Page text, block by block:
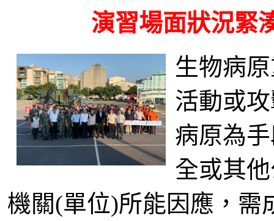
演習場面狀況緊
生物病
活動或
病原為
全或其
機關(單位)所能因應，需